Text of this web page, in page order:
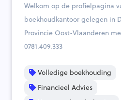
Welkom op de profielpagina
boekhoudkantoor gelegen in
Provincie Oost-Vlaanderen
0781.409.333
Volledige boekhouding
Financieel Advies